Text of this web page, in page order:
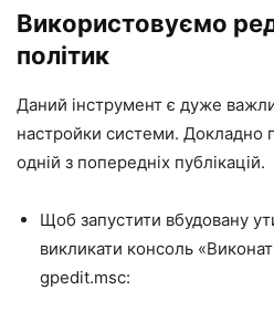
Використовуємо
політик
Даний інструмент є дуже
настройки системи. Докладно
одній з попередніх публікацій.
Щоб запустити вбудовану
викликати консоль
gpedit.msc: